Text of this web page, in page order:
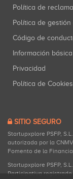
Política de
Política de
Código de
Información
Privacidad
Política de Cookies
SITIO SEGURO
Startupxplore PSFP,
autorizada por la
Fomento de la
Startupxplore PSFP,
Participativa